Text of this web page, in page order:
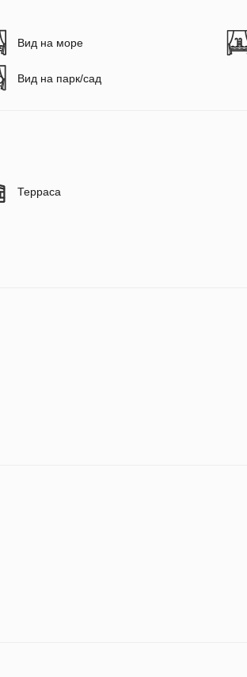
Вид на море
Вид на парк/сад
Терраса